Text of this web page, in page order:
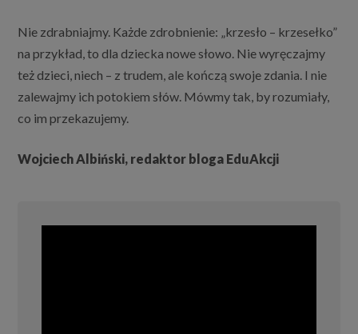
Nie zdrabniajmy. Każde zdrobnienie: „krzesło – krzesełko”
na przykład, to dla dziecka nowe słowo. Nie wyręczajmy
też dzieci, niech – z trudem, ale kończą swoje zdania. I nie
zalewajmy ich potokiem słów. Mówmy tak, by rozumiały,
co im przekazujemy.
Wojciech Albiński, redaktor bloga EduAkcji